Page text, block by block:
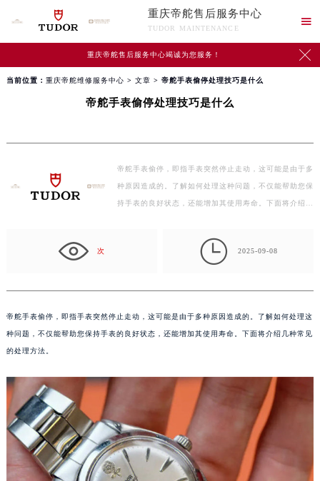
重庆帝舵售后服务中心
TUDOR MAINTENANCE

重庆帝舵售后服务中心竭诚为您服务！ 
当前位置： 重庆帝舵维修服务中心 > 文章 > 帝舵手表偷停处理技巧是什么
帝舵手表偷停处理技巧是什么
帝舵手表偷停，即指手表突然停止走动，这可能是由于多
种原因造成的。了解如何处理这种问题，不仅能帮助您保
持手表的良好状态，还能增加其使用寿命。下面将介绍
次  2025-09-08
帝舵手表偷停，即指手表突然停止走动，这可能是由于多种原因造成的。了解如何处理这
种问题，不仅能帮助您保持手表的良好状态，还能增加其使用寿命。下面将介绍几种常见
的处理方法。